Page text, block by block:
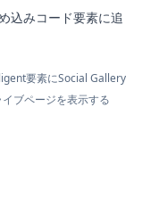
みコード要素に追
要素にSocial Gallery
ブページを表示する